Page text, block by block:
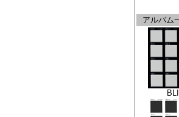
アルバム